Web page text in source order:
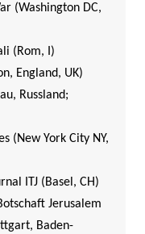
(Washington DC,
(Rom, I)
England, UK)
Russland;
(New York City NY,
ITJ (Basel, CH)
Jerusalem
Baden-